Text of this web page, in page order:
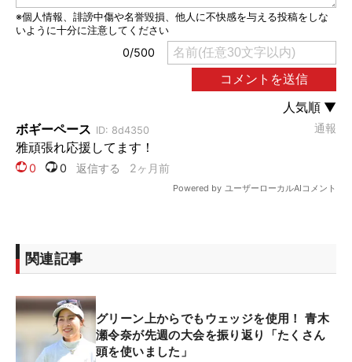
関連記事
グリーン上からでもウェッジを使用！ 青木
瀬令奈が先週の大会を振り返り「たくさん
頭を使いました」